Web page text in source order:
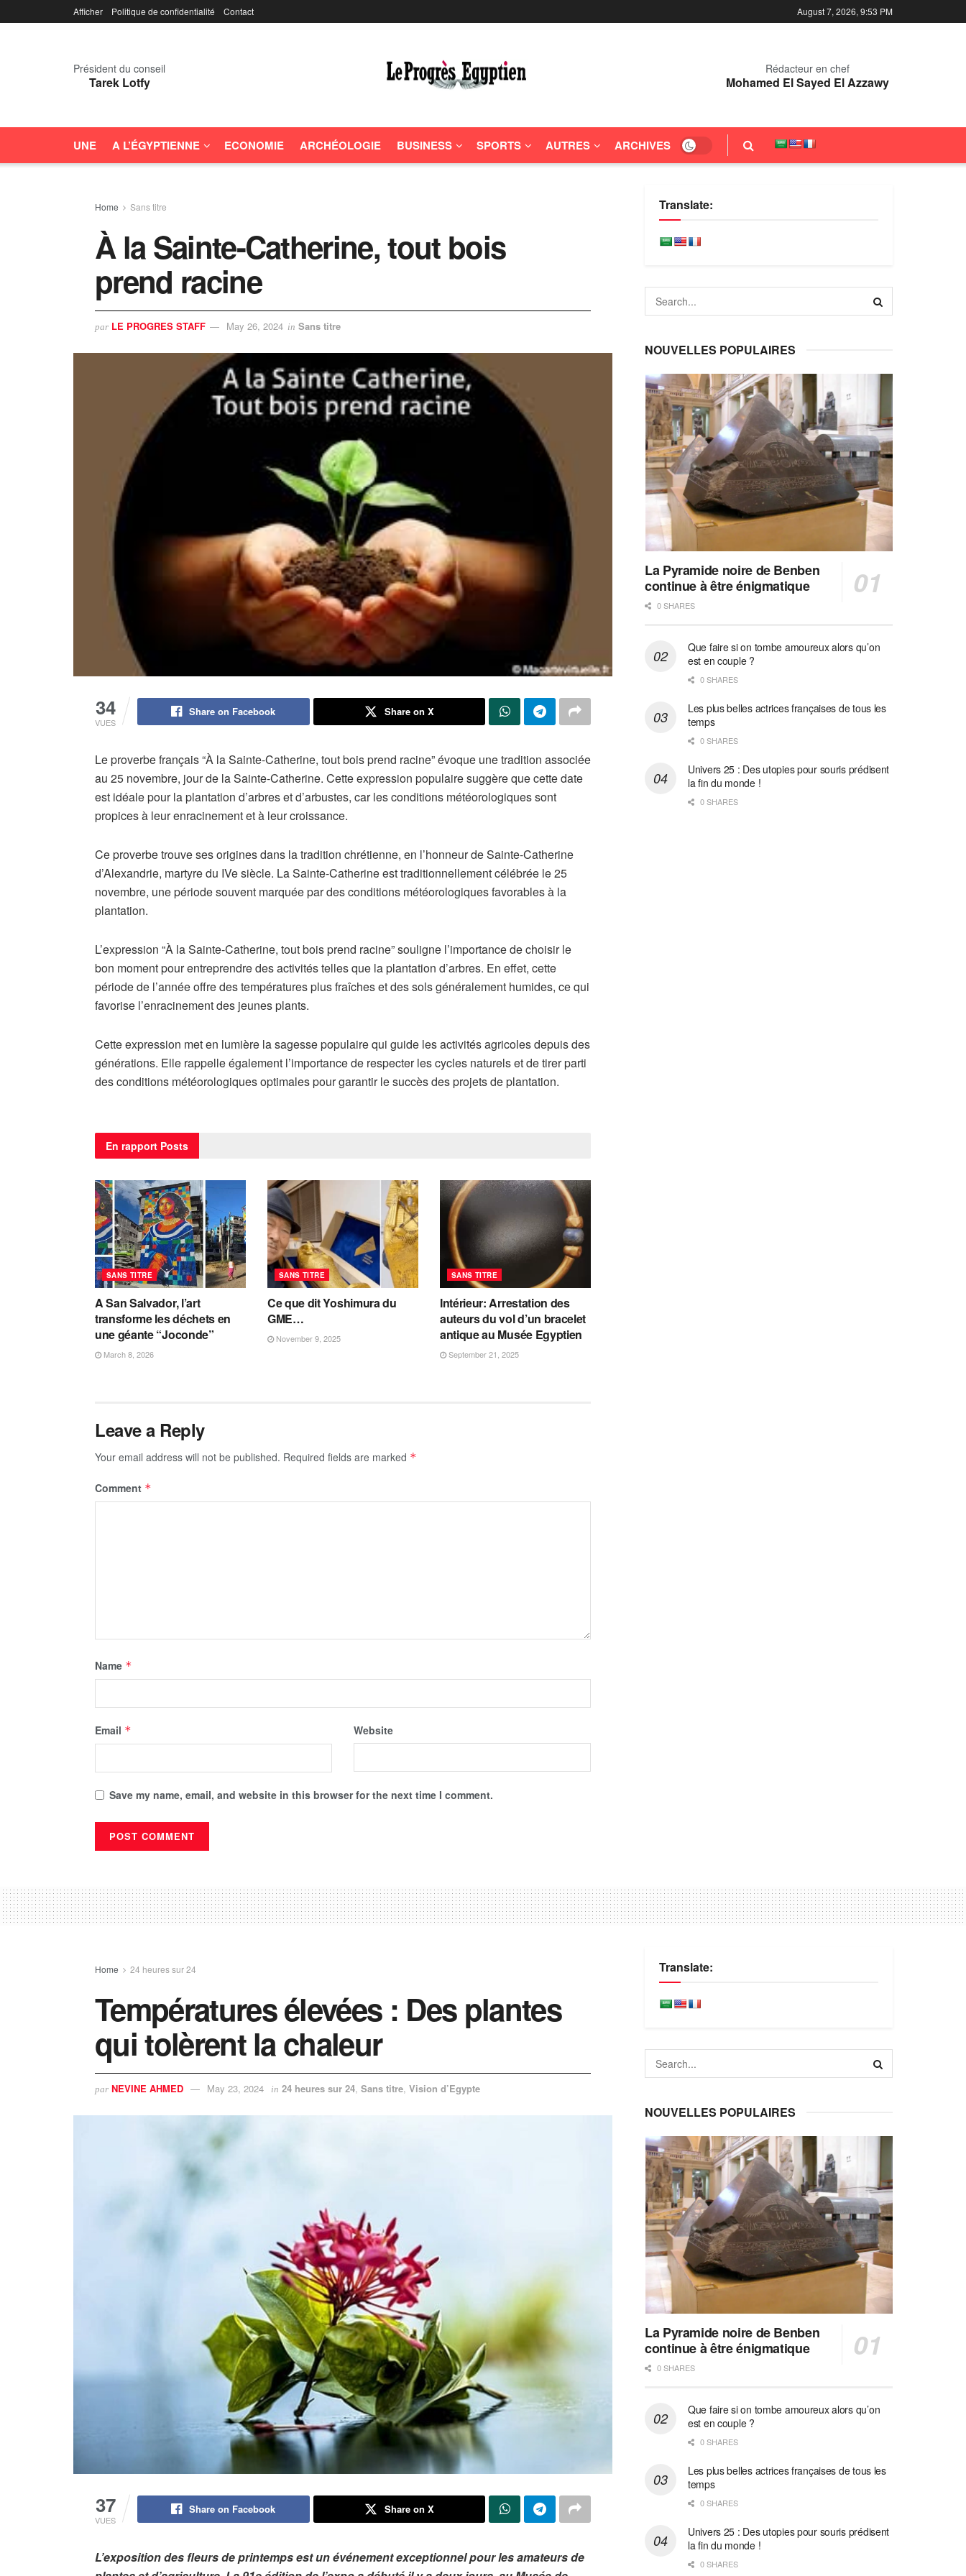
Afficher Politique de confidentialité Contact August 7, 2026, 9:53 PM
Président du conseil
Tarek Lotfy
Rédacteur en chef
Mohamed El Sayed El Azzawy
UNE A L’ÉGYPTIENNE ECONOMIE ARCHÉOLOGIE BUSINESS SPORTS AUTRES ARCHIVES
Home Sans titre
À la Sainte-Catherine, tout bois
prend racine
par LE PROGRES STAFF May 26, 2024 in Sans titre
34
VUES
Share on Facebook Share on X
Le proverbe français “À la Sainte-Catherine, tout bois prend racine” évoque une tradition associée
au 25 novembre, jour de la Sainte-Catherine. Cette expression populaire suggère que cette date
est idéale pour la plantation d’arbres et d’arbustes, car les conditions météorologiques sont
propices à leur enracinement et à leur croissance.
Ce proverbe trouve ses origines dans la tradition chrétienne, en l’honneur de Sainte-Catherine
d’Alexandrie, martyre du IVe siècle. La Sainte-Catherine est traditionnellement célébrée le 25
novembre, une période souvent marquée par des conditions météorologiques favorables à la
plantation.
L’expression “À la Sainte-Catherine, tout bois prend racine” souligne l’importance de choisir le
bon moment pour entreprendre des activités telles que la plantation d’arbres. En effet, cette
période de l’année offre des températures plus fraîches et des sols généralement humides, ce qui
favorise l’enracinement des jeunes plants.
Cette expression met en lumière la sagesse populaire qui guide les activités agricoles depuis des
générations. Elle rappelle également l’importance de respecter les cycles naturels et de tirer parti
des conditions météorologiques optimales pour garantir le succès des projets de plantation.
En rapport Posts
SANS TITRE
A San Salvador, l’art
transforme les déchets en
une géante “Joconde”
March 8, 2026
SANS TITRE
Ce que dit Yoshimura du
GME…
November 9, 2025
SANS TITRE
Intérieur: Arrestation des
auteurs du vol d’un bracelet
antique au Musée Egyptien
September 21, 2025
Leave a Reply
Your email address will not be published. Required fields are marked *
Comment *
Name *
Email * Website
Save my name, email, and website in this browser for the next time I comment.
Translate:
NOUVELLES POPULAIRES
La Pyramide noire de Benben
continue à être énigmatique
0 SHARES
Que faire si on tombe amoureux alors qu’on
est en couple ?
0 SHARES
Les plus belles actrices françaises de tous les
temps
0 SHARES
Univers 25 : Des utopies pour souris prédisent
la fin du monde !
0 SHARES
Home 24 heures sur 24
Températures élevées : Des plantes
qui tolèrent la chaleur
par NEVINE AHMED May 23, 2024 in 24 heures sur 24, Sans titre, Vision d’Egypte
37
VUES
Share on Facebook Share on X
L’exposition des fleurs de printemps est un événement exceptionnel pour les amateurs de
Translate:
NOUVELLES POPULAIRES
La Pyramide noire de Benben
continue à être énigmatique
0 SHARES
Que faire si on tombe amoureux alors qu’on
est en couple ?
0 SHARES
Les plus belles actrices françaises de tous les
temps
0 SHARES
Univers 25 : Des utopies pour souris prédisent
la fin du monde !
0 SHARES